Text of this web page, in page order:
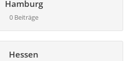
Hamburg
0 Beiträge
Hessen